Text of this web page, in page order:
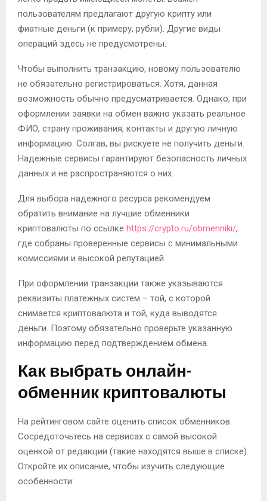
пользователям предлагают другую крипту или
фиатные деньги (к примеру, рубли). Другие виды
операций здесь не предусмотрены.
Чтобы выполнить транзакцию, новому пользователю
не обязательно регистрироваться. Хотя, данная
возможность обычно предусматривается. Однако, при
оформлении заявки на обмен важно указать реальное
ФИО, страну проживания, контакты и другую личную
информацию. Солгав, вы рискуете не получить деньги.
Надежные сервисы гарантируют безопасность личных
данных и не распространяются о них.
Для выбора надежного ресурса рекомендуем
обратить внимание на лучшие обменники
криптовалюты по ссылке https://crypto.ru/obmenniki/,
где собраны проверенные сервисы с минимальными
комиссиями и высокой репутацией.
При оформлении транзакции также указываются
реквизиты платежных систем – той, с которой
снимается криптовалюта и той, куда выводятся
деньги. Поэтому обязательно проверьте указанную
информацию перед подтверждением обмена.
Как выбрать онлайн-
обменник криптовалюты
На рейтинговом сайте оценить список обменников.
Сосредоточьтесь на сервисах с самой высокой
оценкой от редакции (такие находятся выше в списке).
Откройте их описание, чтобы изучить следующие
особенности: